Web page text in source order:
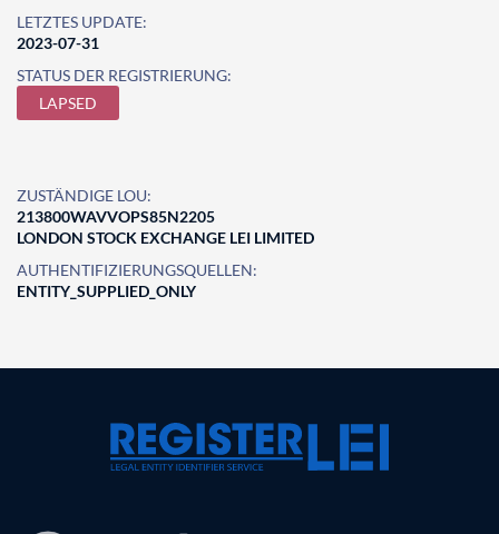
LETZTES UPDATE:
2023-07-31
STATUS DER REGISTRIERUNG:
LAPSED
ZUSTÄNDIGE LOU:
213800WAVVOPS85N2205
LONDON STOCK EXCHANGE LEI LIMITED
AUTHENTIFIZIERUNGSQUELLEN:
ENTITY_SUPPLIED_ONLY